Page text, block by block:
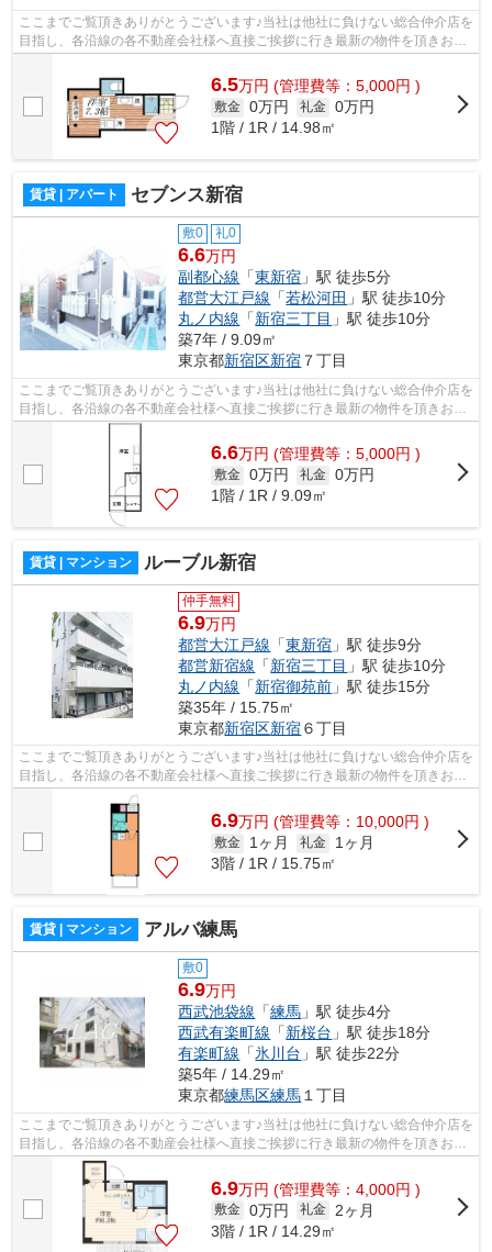
ここまでご覧頂きありがとうございます♪当社は他社に負けない総合仲介店を
目指し、各沿線の各不動産会社様へ直接ご挨拶に行き最新の物件を頂きお客
6.5万円 (管理費等：5,000円 )
敷金 0万円 礼金 0万円
1階 / 1R / 14.98㎡
賃貸 | アパート セブンス新宿
敷0 礼0
6.6万円
副都心線 「東新宿 」駅 徒歩5分
都営大江戸線 「若松河田 」駅 徒歩10分
丸ノ内線 「新宿三丁目 」駅 徒歩10分
築7年 / 9.09㎡
東京都新宿区新宿 ７丁目
ここまでご覧頂きありがとうございます♪当社は他社に負けない総合仲介店を
目指し、各沿線の各不動産会社様へ直接ご挨拶に行き最新の物件を頂きお客
様へ提供しております！最新の情報は...
6.6万円 (管理費等：5,000円 )
敷金 0万円 礼金 0万円
1階 / 1R / 9.09㎡
賃貸 | マンション ルーブル新宿
仲手無料
6.9万円
都営大江戸線 「東新宿 」駅 徒歩9分
都営新宿線 「新宿三丁目 」駅 徒歩10分
丸ノ内線 「新宿御苑前 」駅 徒歩15分
築35年 / 15.75㎡
東京都新宿区新宿６丁目
ここまでご覧頂きありがとうございます♪当社は他社に負けない総合仲介店を
目指し、各沿線の各不動産会社様へ直接ご挨拶に行き最新の物件を頂きお客
様へ提供しております！最新の情報は...
6.9万円 (管理費等：10,000円 )
敷金 1ヶ月 礼金
1ヶ月
3階 / 1R / 15.75㎡
賃貸 | マンション アルバ練馬
敷0
6.9万円
西武池袋線 「練馬 」駅 徒歩4分
西武有楽町線 「新桜台 」駅 徒歩18分
有楽町線 「氷川台 」駅 徒歩22分
築5年 / 14.29㎡
東京都練馬区練馬１丁目
ここまでご覧頂きありがとうございます♪当社は他社に負けない総合仲介店を
目指し、各沿線の各不動産会社様へ直接ご挨拶に行き最新の物件を頂きお客
様へ提供しております！最新の情報は...
6.9万円 (管理費等：4,000円 )
敷金 0万円 礼金
2ヶ月
3階 / 1R / 14.29㎡